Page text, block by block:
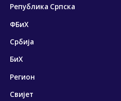
Република Српска
ФБиХ
Србија
БиХ
Регион
Свијет